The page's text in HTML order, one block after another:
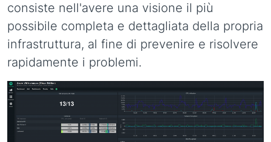
consiste nell'avere una visione il più
possibile completa e dettagliata della propria
infrastruttura, al fine di prevenire e risolvere
rapidamente i problemi.